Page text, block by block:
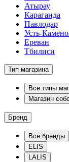
Атырау
Караганда
Павлодар
Усть-
Ереван
Тбилиси
Тип магазина
Все типы
Магазин
Бренд
Все бренды
ELIS
LALIS